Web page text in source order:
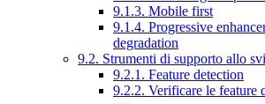
9.1.3. Mobile first
9.1.4. Progressive
degradation
9.2. Strumenti di supporto allo
9.2.1. Feature detection
9.2.2. Verificare le feature